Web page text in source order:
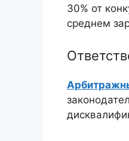
30% от
среднем